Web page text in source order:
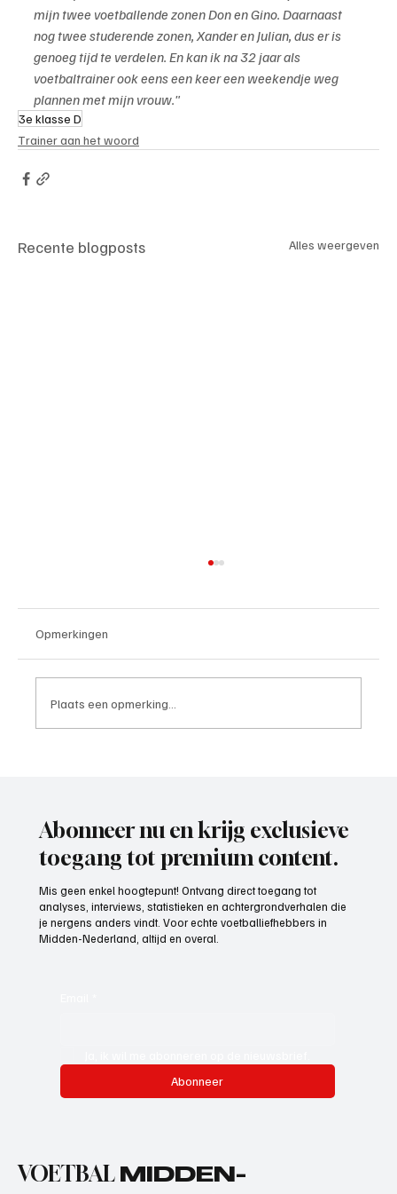
mijn twee voetballende zonen Don en Gino. Daarnaast
nog twee studerende zonen, Xander en Julian, dus er is
genoeg tijd te verdelen. En kan ik na 32 jaar als
voetbaltrainer ook eens een keer een weekendje weg
plannen met mijn vrouw."
3e klasse D
Trainer aan het woord
Recente blogposts Alles weergeven
Opmerkingen
Plaats een opmerking...
Abonneer nu en krijg exclusieve
toegang tot premium content.
Mis geen enkel hoogtepunt! Ontvang direct toegang tot
analyses, interviews, statistieken en achtergrondverhalen die
je nergens anders vindt. Voor echte voetballiefhebbers in
Midden-Nederland, altijd en overal.
Abonneer
VOETBAL MIDDEN-